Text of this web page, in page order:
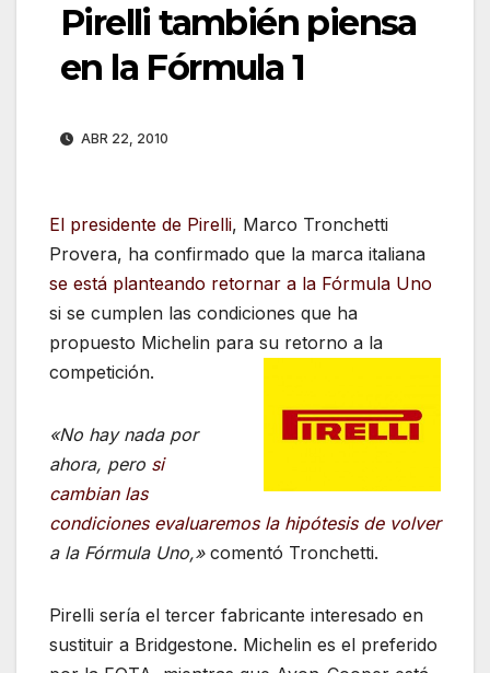
Pirelli también piensa
en la Fórmula 1
ABR 22, 2010
El presidente de Pirelli, Marco Tronchetti
Provera, ha confirmado que la marca italiana
se está planteando retornar a la Fórmula Uno
si se cumplen las condiciones que ha
propuesto Michelin para su retorno a la
competición.
«No hay nada por
ahora, pero si
cambian las
condiciones evaluaremos la hipótesis de volver
a la Fórmula Uno,» comentó Tronchetti.
Pirelli sería el tercer fabricante interesado en
sustituir a Bridgestone. Michelin es el preferido